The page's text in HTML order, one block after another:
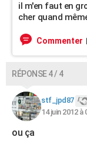
il m'en faut en
cher quand
Commenter
RÉPONSE 4 / 4
stf_jpd87
14 juin 2012 à
ou ça